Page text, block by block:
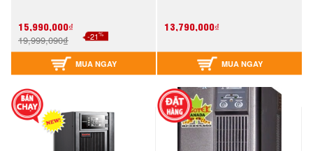
15,990,000₫
19,999,090₫ -21%
MUA NGAY
13,790,000₫
MUA NGAY